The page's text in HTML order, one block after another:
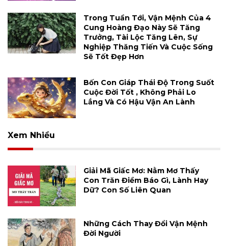
Trong Tuần Tới, Vận Mệnh Của 4
Cung Hoàng Đạo Này Sẽ Tăng
Trưởng, Tài Lộc Tăng Lên, Sự
Nghiệp Thăng Tiến Và Cuộc Sống
Sẽ Tốt Đẹp Hơn
Bốn Con Giáp Thái Độ Trong Suốt
Cuộc Đời Tốt , Không Phải Lo
Lắng Và Có Hậu Vận An Lành
Xem Nhiều
Giải Mã Giấc Mơ: Nằm Mơ Thấy
Con Trăn Điềm Báo Gì, Lành Hay
Dữ? Con Số Liên Quan
Những Cách Thay Đổi Vận Mệnh
Đời Người